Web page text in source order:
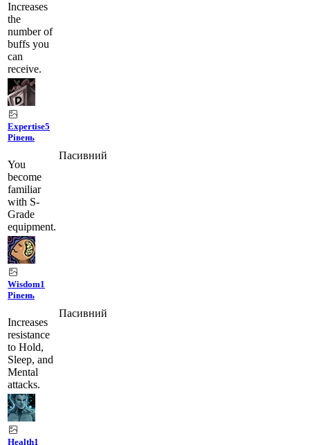
Increases
the
number of
buffs you
can
receive.
Expertise5
Рівень
You
become
familiar
with S-
Grade
equipment.
Пасивний
Wisdom1
Рівень
Increases
resistance
to Hold,
Sleep, and
Mental
attacks.
Пасивний
Health1